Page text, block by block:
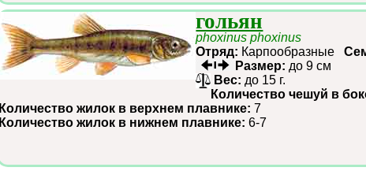
гольян
phoxinus phoxinus
Отряд: Карпообразные
Размер: до 9 см
Вес: до 15 г.
Количество чешуй в
Количество жилок в верхнем плавнике:7
Количество жилок в нижнем плавнике:6-7